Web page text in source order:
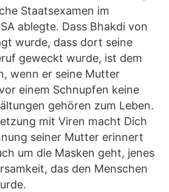
Staatsexamen im
ablegte. Dass Bhakdi von
wurde, dass dort seine
geweckt wurde, ist dem
wenn er seine Mutter
einem Schnupfen keine
gehören zum Leben.
mit Viren macht Dich
seiner Mutter erinnert
um die Masken geht, jenes
das den Menschen